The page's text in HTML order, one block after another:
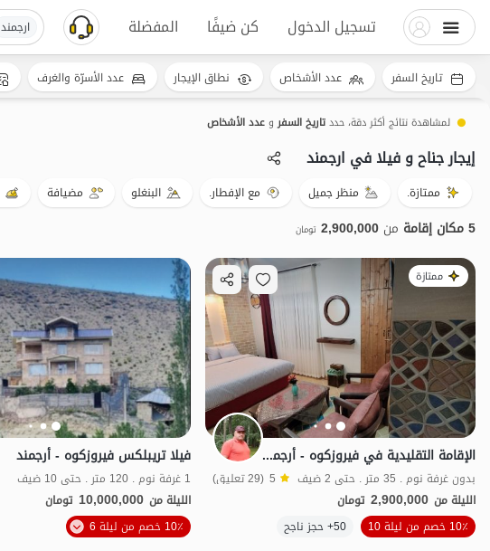
تسجيل الدخول كن ضيفًا المفضلة ارجمند
لمشاهدة نتائج أكثر دقة، حددتاريخ السفروعدد الأشخاص
إيجار جناح و فيلا في ارجمند
ممتازة. منظر جميل مع الإفطار. البنغلو مضيافة
5 مكان إقامة من 2,900,000 تومان
ممتازة
الإقامة التقليدية في فيروزكوه - أرجمند - 102
بدون غرفة نوم . 35 متر . حتى 2 ضيف 5 (29 تعليق)
الليلة من 2,900,000 تومان
10٪ خصم من ليلة 10
50+ حجز ناجح طعام جيد
فيلا تريبلكس فيروزكوه - أرجمند
1 غرفة نوم . 120 متر . حتى 10 ضيف
الليلة من 10,000,000 تومان
10٪ خصم من ليلة 6
تاريخ السفر عدد الأشخاص نطاق الإيجار عدد الأسرّة والغرف